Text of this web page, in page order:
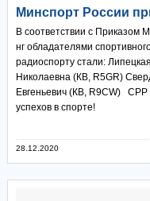
Минспорт России
В соответствии с Приказом
нг обладателями
радиоспорту стали:
Николаевна (КВ, R5GR)
Евгеньевич (КВ, R9CW) СРР
успехов в спорте!
28.12.2020